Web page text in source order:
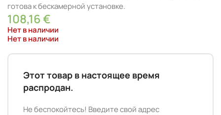
готова к бескамерной установке.
108,16€
Нет в наличии
Нет в наличии
Этот товар в настоящее время
распродан.
Не беспокойтесь! Введите свой адрес